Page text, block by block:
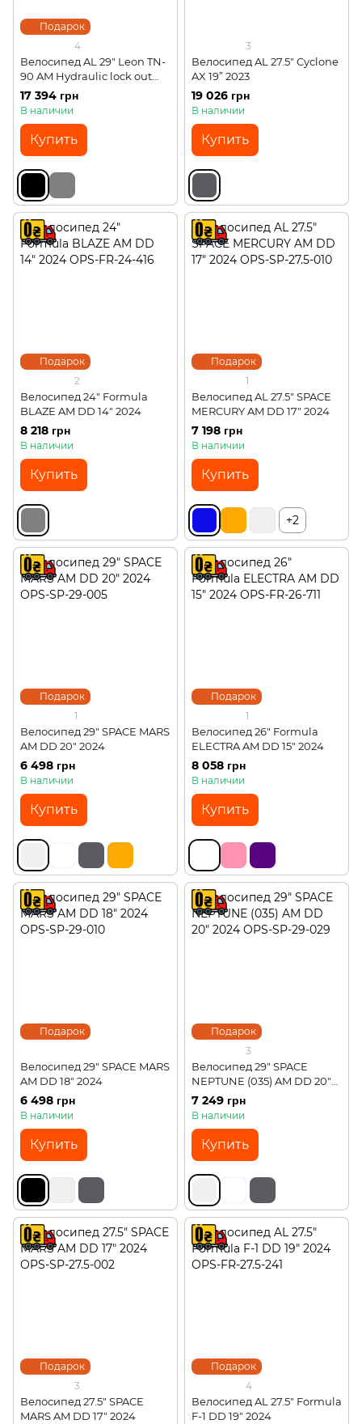
Подарок
4
Велосипед AL 29" Leon TN-
90 AM Hydraulic lock out
DD 20" 2024
17 394 грн
В наличии
Купить
3
Велосипед AL 27.5" Cyclone
AX 19” 2023
19 026 грн
В наличии
Купить
Подарок
2
Велосипед 24" Formula
BLAZE AM DD 14" 2024
8 218 грн
В наличии
Купить
Подарок
1
Велосипед AL 27.5" SPACE
MERCURY AM DD 17" 2024
7 198 грн
В наличии
Купить
+2
Подарок
1
Велосипед 29" SPACE MARS
AM DD 20" 2024
6 498 грн
В наличии
Купить
Подарок
1
Велосипед 26" Formula
ELECTRA AM DD 15" 2024
8 058 грн
В наличии
Купить
Подарок
Велосипед 29" SPACE MARS
AM DD 18" 2024
6 498 грн
В наличии
Купить
Подарок
3
Велосипед 29" SPACE
NEPTUNE (035) AM DD 20"
2024
7 249 грн
В наличии
Купить
Подарок
3
Велосипед 27.5" SPACE
MARS AM DD 17" 2024
Подарок
4
Велосипед AL 27.5" Formula
F-1 DD 19" 2024